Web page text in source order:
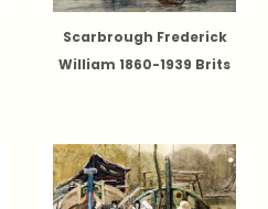
Scarbrough Frederick
William 1860-1939 Brits